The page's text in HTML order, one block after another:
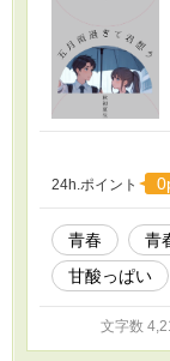
24h.ポイント
青春 青
甘酸っぱい
文字数